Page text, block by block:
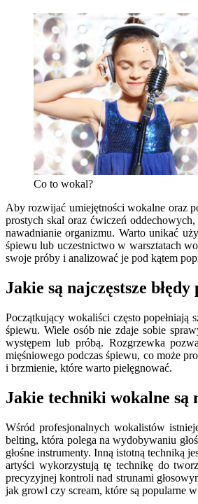
Co to wokal?
Aby rozwijać umiejętności wokalne oraz
prostych skal oraz ćwiczeń
nawadnianie organizmu. Warto unikać
śpiewu lub uczestnictwo w warsztatach
swoje próby i analizować je pod kątem
Jakie są najczęstsze
Początkujący wokaliści często popełniają
śpiewu. Wiele osób nie zdaje sobie
występem lub próbą. Rozgrzewka
mięśniowego podczas śpiewu, co może
i brzmienie, które warto pielęgnować.
Jakie techniki wokalne
Wśród profesjonalnych wokalistów
belting, która polega na wydobywaniu
głośne instrumenty. Inną istotną techniką
artyści wykorzystują tę technikę do
precyzyjnej kontroli nad strunami
jak growl czy scream, które są popularne